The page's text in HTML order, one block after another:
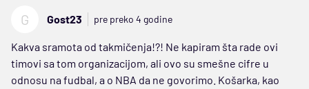
G Gost23 pre preko 4 godine
Kakva sramota od takmičenja!?! Ne kapiram šta rade ovi
timovi sa tom organizacijom, ali ovo su smešne cifre u
odnosu na fudbal, a o NBA da ne govorimo. Košarka, kao